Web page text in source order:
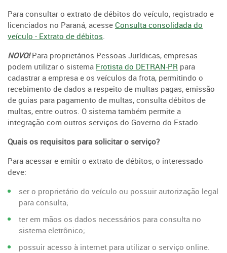
Para consultar o extrato de débitos do veículo, registrado e
licenciados no Paraná, acesse Consulta consolidada do
veículo - Extrato de débitos.
NOVO!Para proprietários Pessoas Jurídicas, empresas
podem utilizar o sistema Frotista do DETRAN-PR para
cadastrar a empresa e os veículos da frota, permitindo o
recebimento de dados a respeito de multas pagas, emissão
de guias para pagamento de multas, consulta débitos de
multas, entre outros. O sistema também permite a
integração com outros serviços do Governo do Estado.
Quais os requisitos para solicitar o serviço?
Para acessar e emitir o extrato de débitos, o interessado
deve:
ser o proprietário do veículo ou possuir autorização legal
para consulta;
ter em mãos os dados necessários para consulta no
sistema eletrônico;
possuir acesso à internet para utilizar o serviço online.